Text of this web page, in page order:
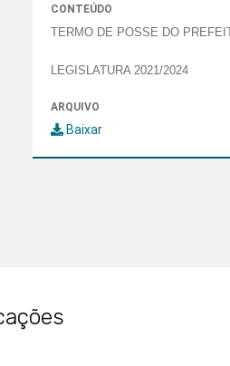
CONTEÚDO
TERMO DE POSSE DO
LEGISLATURA 2021/2024
ARQUIVO
Baixar